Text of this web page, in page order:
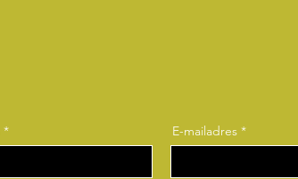
E-mailadres